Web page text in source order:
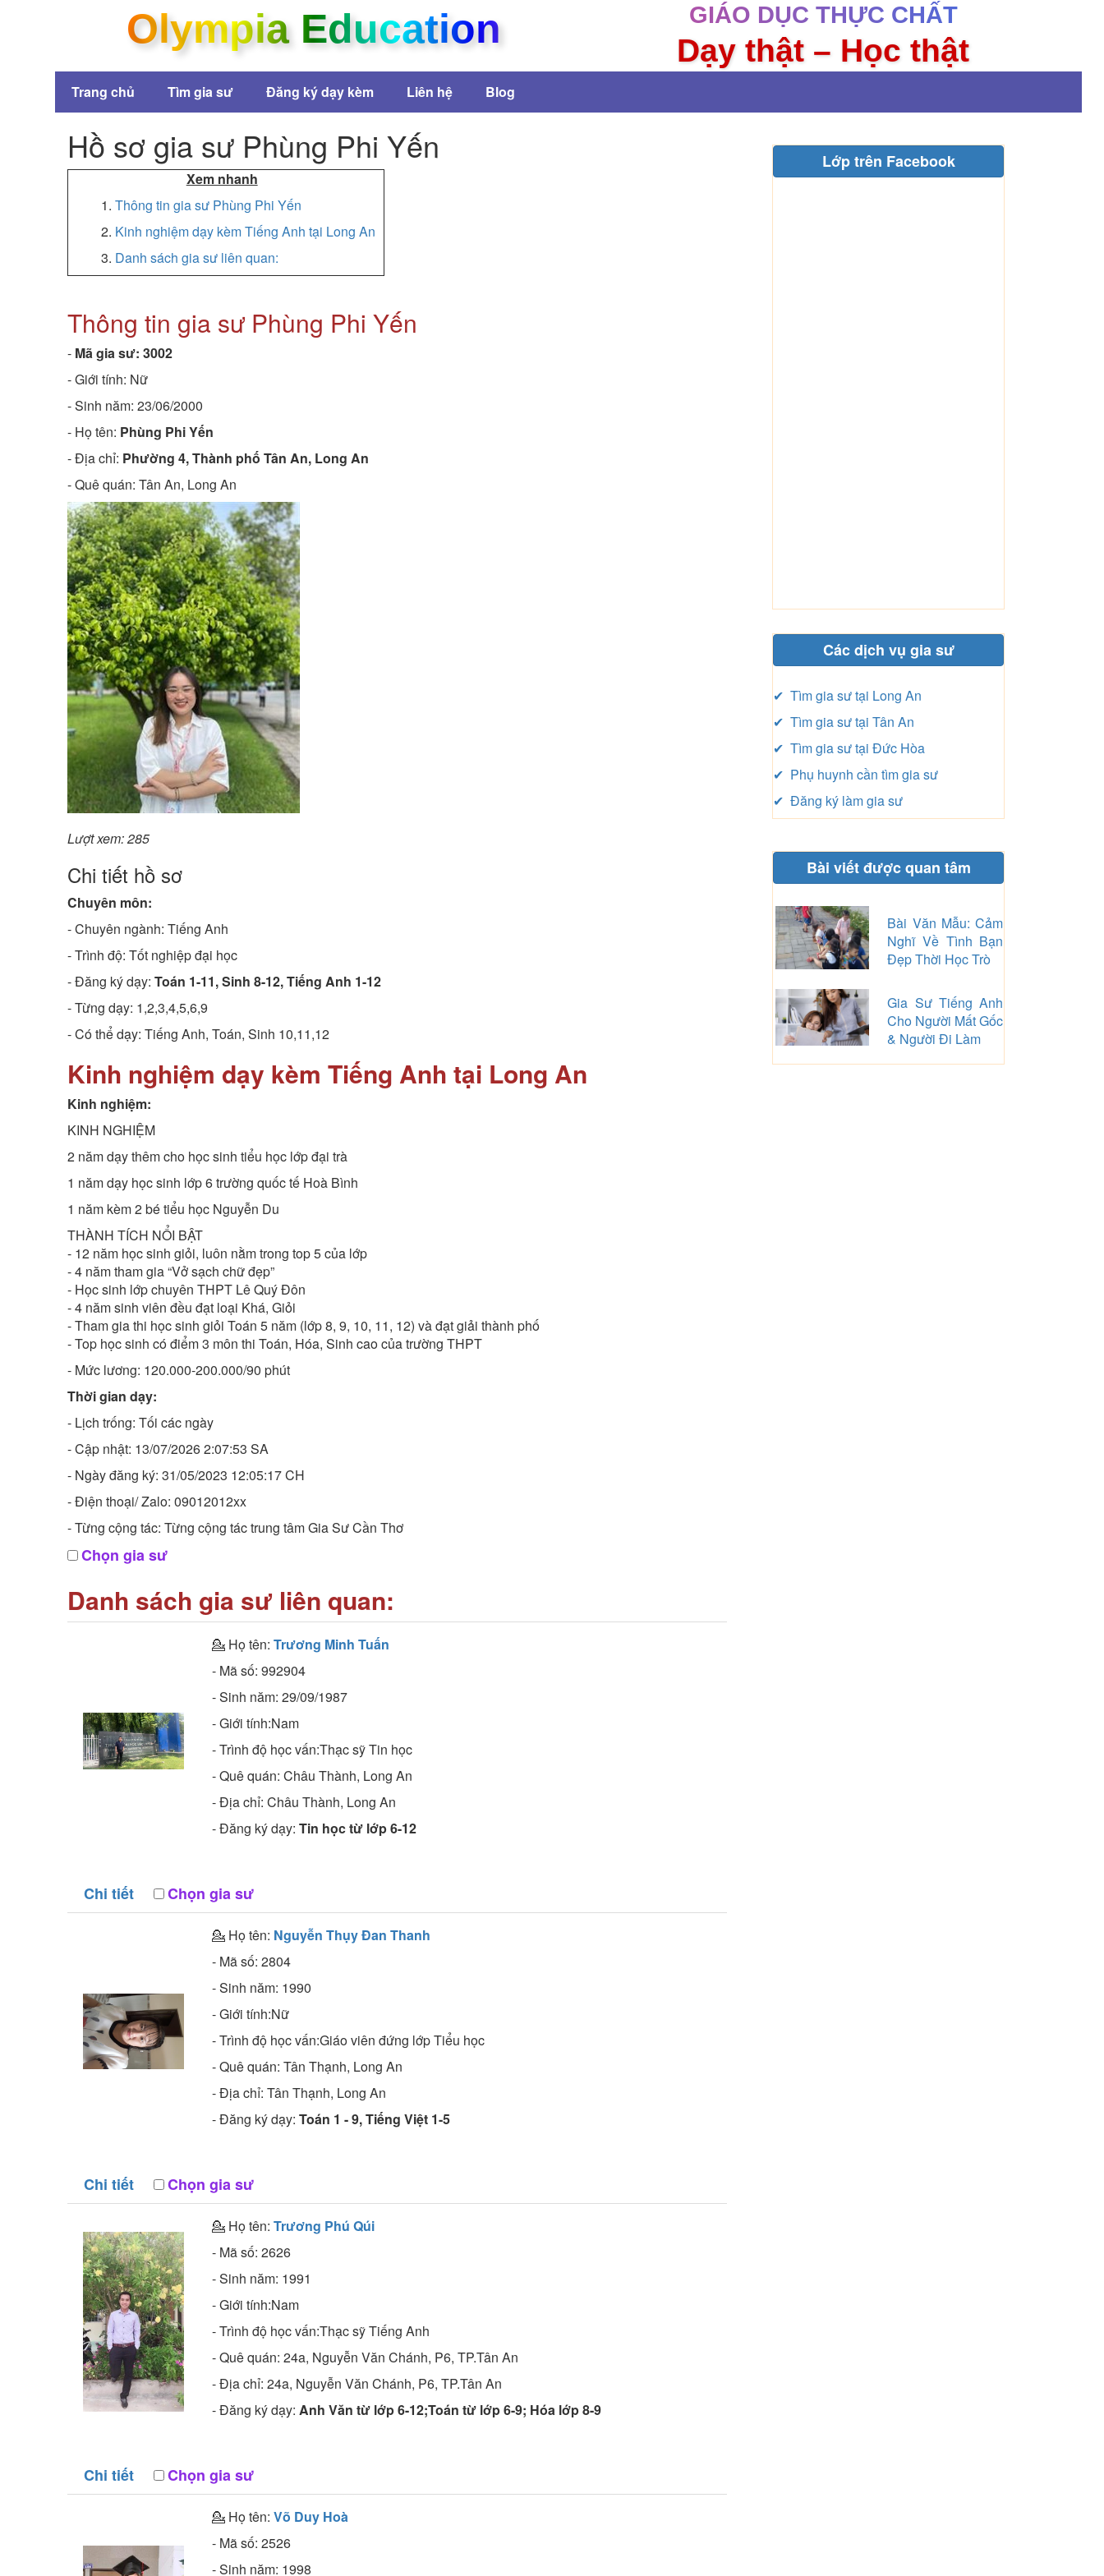
Olympia Education GIÁO DỤC THỰC CHẤT
Dạy thật – Học thật
Trang chủ Tìm gia sư Đăng ký dạy kèm Liên hệ Blog
Hồ sơ gia sư Phùng Phi Yến
Xem nhanh
1.Thông tin gia sư Phùng Phi Yến
2. Kinh nghiệm dạy kèm Tiếng Anh tại Long An
3. Danh sách gia sư liên quan:
Thông tin gia sư Phùng Phi Yến
- Mã gia sư:3002
- Giới tính: Nữ
- Sinh năm:23/06/2000
- Họ tên: Phùng Phi Yến
- Địa chỉ: Phường 4, Thành phố Tân An, Long An
- Quê quán:Tân An, Long An
Lượt xem: 285
Chi tiết hồ sơ
Chuyên môn:
- Chuyên ngành:Tiếng Anh
- Trình độ:Tốt nghiệp đại học
- Đăng ký dạy:Toán 1-11, Sinh 8-12, Tiếng Anh 1-12
- Từng dạy: 1,2,3,4,5,6,9
- Có thể dạy: Tiếng Anh, Toán, Sinh 10,11,12
Kinh nghiệm dạy kèm Tiếng Anh tại Long An
Kinh nghiệm:
KINH NGHIỆM
2 năm dạy thêm cho học sinh tiểu học lớp đại trà
1 năm dạy học sinh lớp 6 trường quốc tế Hoà Bình
1 năm kèm 2 bé tiểu học Nguyễn Du
THÀNH TÍCH NỔI BẬT
- 12 năm học sinh giỏi, luôn nằm trong top 5 của lớp
- 4 năm tham gia “Vở sạch chữ đẹp”
- Học sinh lớp chuyên THPT Lê Quý Đôn
- 4 năm sinh viên đều đạt loại Khá, Giỏi
- Tham gia thi học sinh giỏi Toán 5 năm (lớp 8, 9, 10, 11, 12) và đạt giải thành phố
- Top học sinh có điểm 3 môn thi Toán, Hóa, Sinh cao của trường THPT
- Mức lương: 120.000-200.000/90 phút
Thời gian dạy:
- Lịch trống: Tối các ngày
- Cập nhật: 13/07/2026 2:07:53 SA
- Ngày đăng ký: 31/05/2023 12:05:17 CH
- Điện thoại/ Zalo: 09012012xx
- Từng cộng tác: Từng cộng tác trung tâm Gia Sư Cần Thơ
Chọn gia sư
Danh sách gia sư liên quan:
💁 Họ tên:Trương Minh Tuấn
- Mã số: 992904
- Sinh năm:29/09/1987
- Giới tính:Nam
- Trình độ học vấn:Thạc sỹTin học
- Quê quán:Châu Thành, Long An
- Địa chỉ:Châu Thành, Long An
- Đăng ký dạy:Tin học từ lớp 6-12
Chi tiết Chọn gia sư
💁 Họ tên: Nguyễn Thụy Đan Thanh
- Mã số: 2804
- Sinh năm: 1990
- Giới tính:Nữ
- Trình độ học vấn:Giáo viên đứng lớpTiểu học
- Quê quán:Tân Thạnh, Long An
- Địa chỉ:Tân Thạnh, Long An
- Đăng ký dạy:Toán 1 - 9, Tiếng Việt 1-5
Chi tiết Chọn gia sư
💁 Họ tên:Trương Phú Qúi
- Mã số: 2626
- Sinh năm: 1991
- Giới tính:Nam
- Trình độ học vấn:Thạc sỹTiếng Anh
- Quê quán:24a, Nguyễn Văn Chánh, P6, TP.Tân An
- Địa chỉ:24a, Nguyễn Văn Chánh, P6, TP.Tân An
- Đăng ký dạy:Anh Văn từ lớp 6-12;Toán từ lớp 6-9; Hóa lớp 8-9
Chi tiết Chọn gia sư
💁 Họ tên:Võ Duy Hoà
- Mã số: 2526
- Sinh năm: 1998
Lớp trên Facebook
Các dịch vụ gia sư
✔ Tìm gia sư tại Long An
✔ Tìm gia sư tại Tân An
✔ Tìm gia sư tại Đức Hòa
✔ Phụ huynh cần tìm gia sư
✔ Đăng ký làm gia sư
Bài viết được quan tâm
Bài Văn Mẫu: Cảm
Nghĩ Về Tình Bạn
Đẹp Thời Học Trò
Gia Sư Tiếng Anh
Cho Người Mất Gốc
& Người Đi Làm